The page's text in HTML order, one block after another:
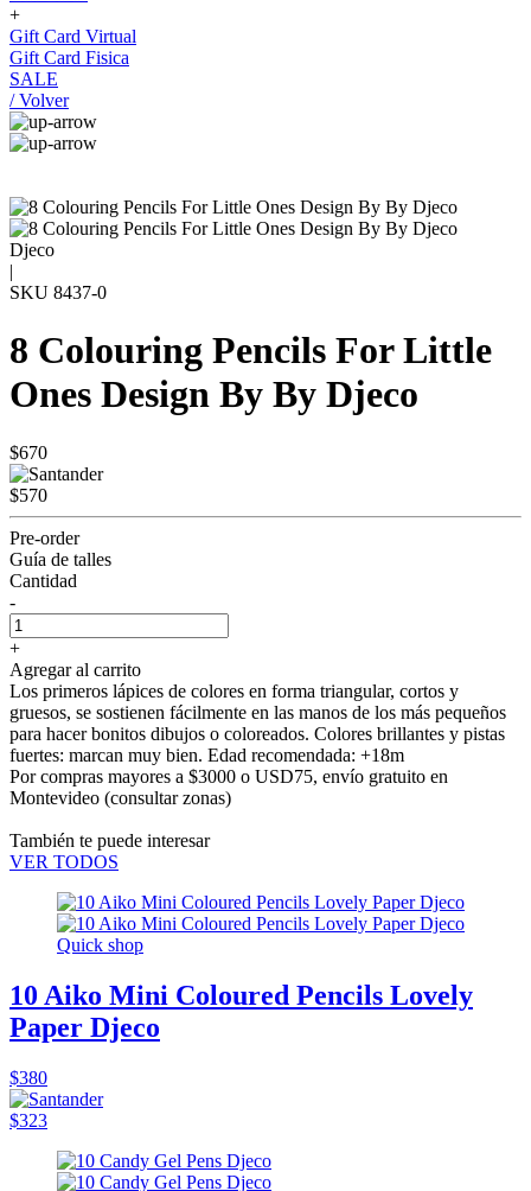
+
Gift Card Virtual
Gift Card Fisica
SALE
/ Volver
Djeco
|
SKU 8437-0
8 Colouring Pencils For Little
Ones Design By By Djeco
$670
$570
Pre-order
Guía de talles
Cantidad
-
+
Agregar al carrito
Los primeros lápices de colores en forma triangular, cortos y
gruesos, se sostienen fácilmente en las manos de los más pequeños
para hacer bonitos dibujos o coloreados. Colores brillantes y pistas
fuertes: marcan muy bien. Edad recomendada: +18m
Por compras mayores a $3000 o USD75, envío gratuito en
Montevideo (consultar zonas)
También te puede interesar
VER TODOS
Quick shop
10 Aiko Mini Coloured Pencils Lovely
Paper Djeco
$380
$323